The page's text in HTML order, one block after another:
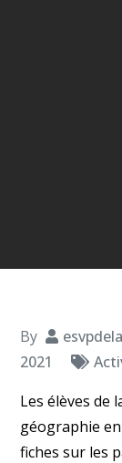
By
2021
Les élèves de
géographie
fiches sur les